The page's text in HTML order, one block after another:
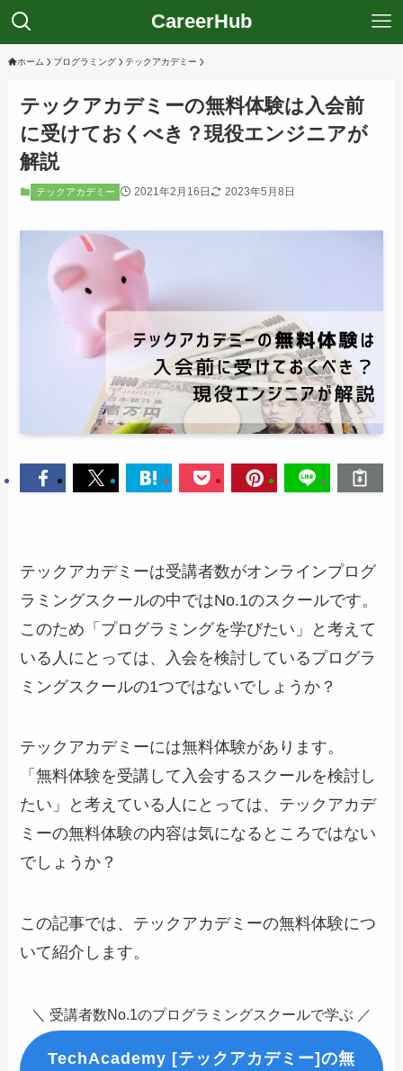
CareerHub
ホーム プログラミング テックアカデミー
テックアカデミーの無料体験は入会前
に受けておくべき？現役エンジニアが
解説
テックアカデミー 2021年2月16日 2023年5月8日
テックアカデミーは受講者数がオンラインプログ
ラミングスクールの中ではNo.1のスクールです。
このため「プログラミングを学びたい」と考えて
いる人にとっては、入会を検討しているプログラ
ミングスクールの1つではないでしょうか？
テックアカデミーには無料体験があります。
「無料体験を受講して入会するスクールを検討し
たい」と考えている人にとっては、テックアカデ
ミーの無料体験の内容は気になるところではない
でしょうか？
この記事では、テックアカデミーの無料体験につ
いて紹介します。
＼ 受講者数No.1のプログラミングスクールで学ぶ ／
TechAcademy [テックアカデミー]の無